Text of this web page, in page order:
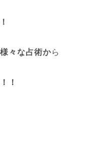
々な占術から
！